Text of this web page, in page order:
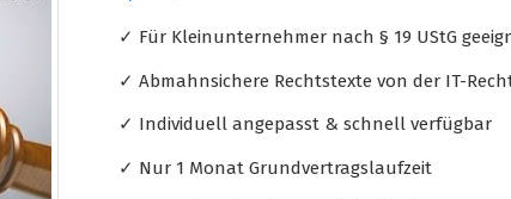
✓ Für Kleinunternehmer nach § 19 UStG
✓ Abmahnsichere Rechtstexte von der IT-
✓ Individuell angepasst & schnell verfügbar
✓ Nur 1 Monat Grundvertragslaufzeit